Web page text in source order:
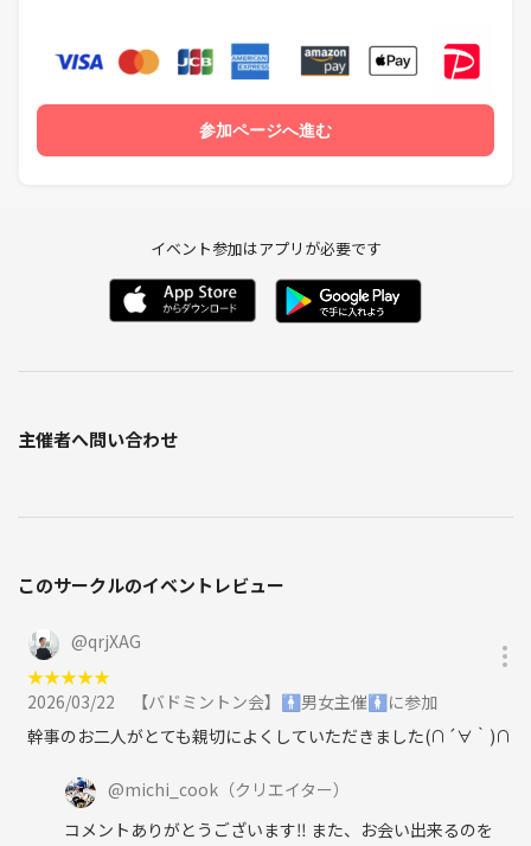
参加ページへ進む
イベント参加はアプリが必要です
主催者へ問い合わせ
このサークルのイベントレビュー
@qrjXAG
★★★★★
2026/03/22
【バドミントン会】🚹男女主催🚺に参加
幹事のお二人がとても親切によくしていただきました(∩´∀｀)∩
@michi_cook （クリエイター）
コメントありがとうございます‼️ また、お会い出来るのを